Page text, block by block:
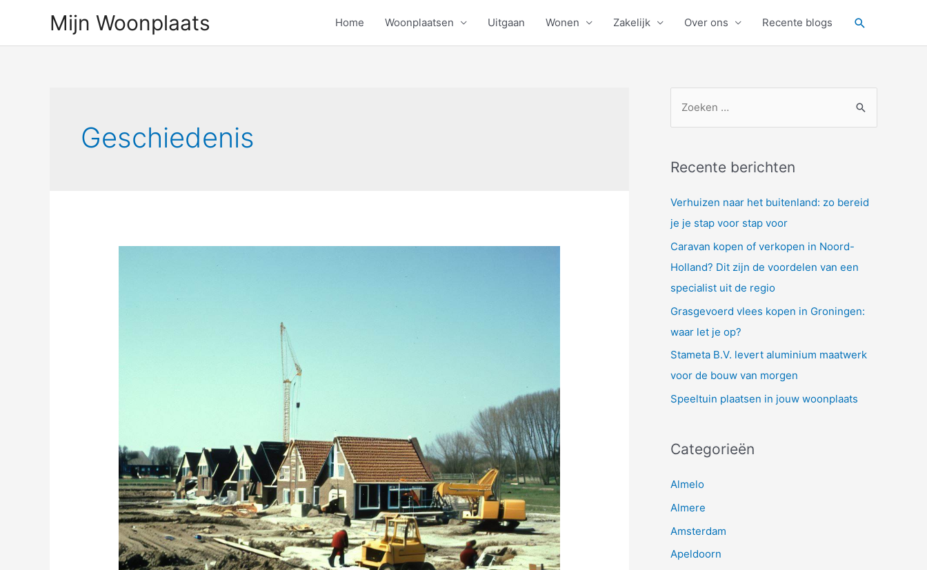
Mijn Woonplaats Home Woonplaatsen Uitgaan Wonen Zakelijk Over ons Recente blogs Zoeken
Geschiedenis
k
a
a
r
:
Recente berichten
Verhuizen naar het buitenland: zo bereid
je je stap voor stap voor
Caravan kopen of verkopen in Noord-
Holland? Dit zijn de voordelen van een
specialist uit de regio
Grasgevoerd vlees kopen in Groningen:
waar let je op?
Stameta B.V. levert aluminium maatwerk
voor de bouw van morgen
Speeltuin plaatsen in jouw woonplaats
Categorieën
Almelo
Almere
Amsterdam
Apeldoorn